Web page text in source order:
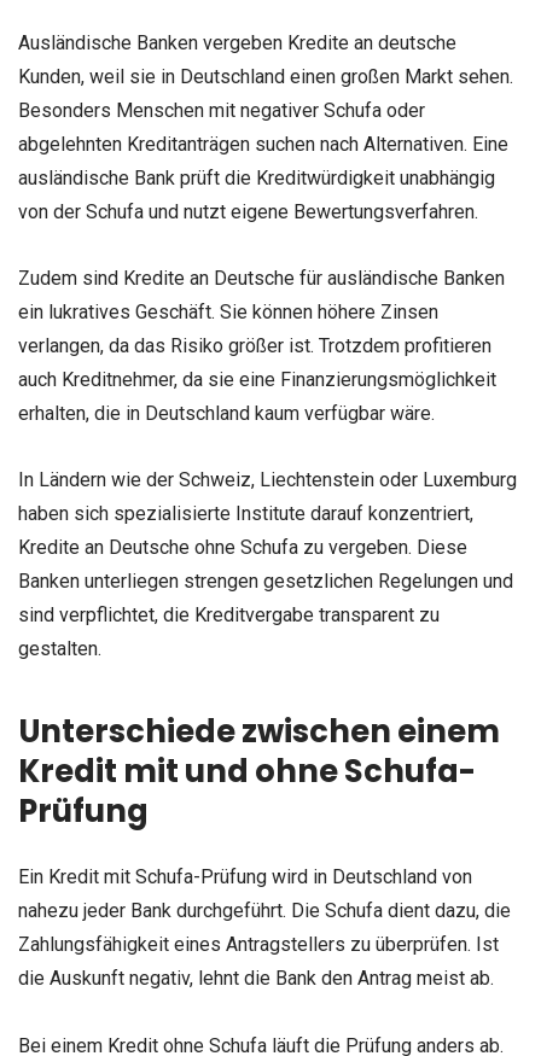
Ausländische Banken vergeben Kredite an deutsche
Kunden, weil sie in Deutschland einen großen Markt sehen.
Besonders Menschen mit negativer Schufa oder
abgelehnten Kreditanträgen suchen nach Alternativen. Eine
ausländische Bank prüft die Kreditwürdigkeit unabhängig
von der Schufa und nutzt eigene Bewertungsverfahren.
Zudem sind Kredite an Deutsche für ausländische Banken
ein lukratives Geschäft. Sie können höhere Zinsen
verlangen, da das Risiko größer ist. Trotzdem profitieren
auch Kreditnehmer, da sie eine Finanzierungsmöglichkeit
erhalten, die in Deutschland kaum verfügbar wäre.
In Ländern wie der Schweiz, Liechtenstein oder Luxemburg
haben sich spezialisierte Institute darauf konzentriert,
Kredite an Deutsche ohne Schufa zu vergeben. Diese
Banken unterliegen strengen gesetzlichen Regelungen und
sind verpflichtet, die Kreditvergabe transparent zu
gestalten.
Unterschiede zwischen einem
Kredit mit und ohne Schufa-
Prüfung
Ein Kredit mit Schufa-Prüfung wird in Deutschland von
nahezu jeder Bank durchgeführt. Die Schufa dient dazu, die
Zahlungsfähigkeit eines Antragstellers zu überprüfen. Ist
die Auskunft negativ, lehnt die Bank den Antrag meist ab.
Bei einem Kredit ohne Schufa läuft die Prüfung anders ab.